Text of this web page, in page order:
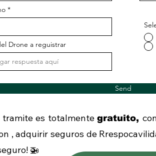
Drone a reguistrar
Send
tramite es totalmente gratuito,
, adquirir seguros de
🚁